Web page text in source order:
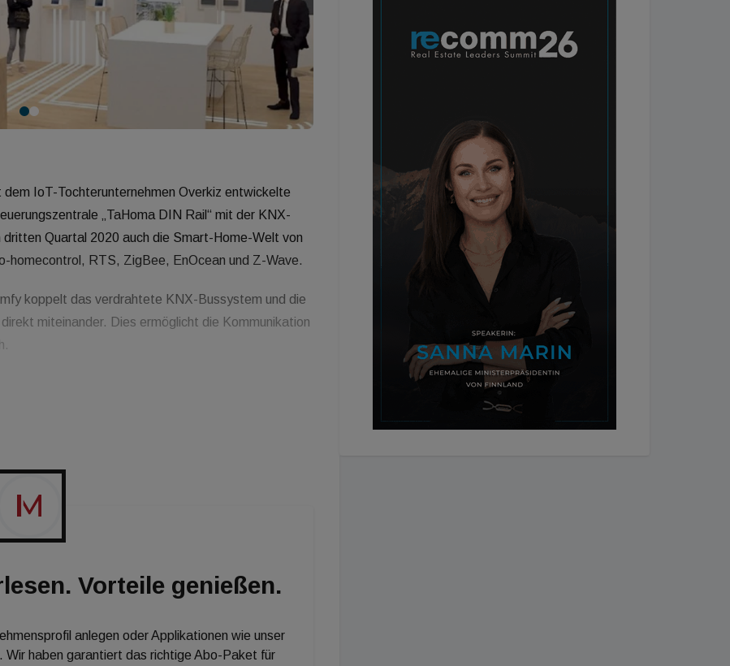
IoT-Tochterunternehmen Overkiz entwickelte
„TaHoma DIN Rail“ mit der KNX-
Quartal 2020 auch die Smart-Home-Welt von
homecontrol, RTS, ZigBee, EnOcean und Z-Wave.
koppelt das verdrahtete KNX-Bussystem und die
miteinander. Dies ermöglicht die Kommunikation
Vorteile genießen.
anlegen oder Applikationen wie unser
Wir haben garantiert das richtige Abo-Paket für